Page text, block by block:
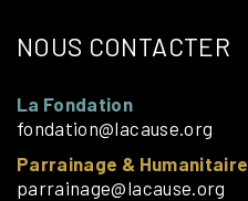
NOUS CONTACTER
La Fondation
fondation@lacause.org
Parrainage & Humanitaire
parrainage@lacause.org